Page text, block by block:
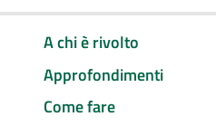
A chi è rivolto
Approfondimenti
Come fare